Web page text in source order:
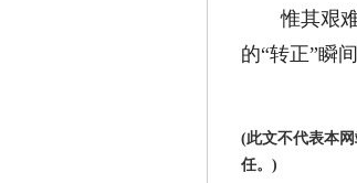
惟其艰难
的“转正”瞬
(此文不代表本
任。)